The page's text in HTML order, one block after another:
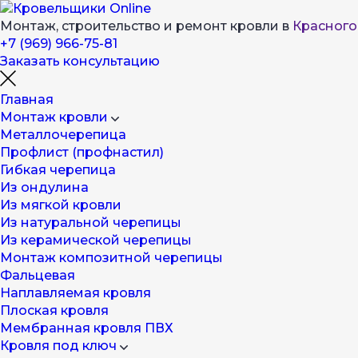
Монтаж, строительство и ремонт кровли в
+7 (969) 966-75-81
Заказать консультацию
Главная
Монтаж кровли
Металлочерепица
Профлист (профнастил)
Гибкая черепица
Из ондулина
Из мягкой кровли
Из натуральной черепицы
Из керамической черепицы
Монтаж композитной черепицы
Фальцевая
Наплавляемая кровля
Плоская кровля
Мембранная кровля ПВХ
Кровля под ключ